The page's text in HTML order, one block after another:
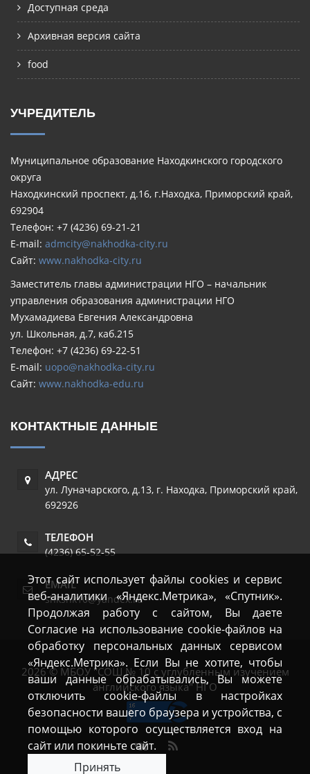
Этот сайт использует файлы cookies и сервис
веб-аналитики «Яндекс.Метрика», «Спутник».
Продолжая работу с сайтом, Вы даете
Согласие на использование cookie-файлов на
обработку персональных данных сервисом
«Яндекс.Метрика». Если Вы не хотите, чтобы
ваши данные обрабатывались, Вы можете
отключить cookie-файлы в настройках
безопасности вашего браузера и устройства, с
помощью которого осуществляется вход на
сайт или покиньте сайт.
Принять
Доступная среда
Архивная версия сайта
food
УЧРЕДИТЕЛЬ
Муниципальное образование Находкинского городского
округа
Находкинский проспект, д.16, г.Находка, Приморский край,
692904
Телефон: +7 (4236) 69-21-21
E-mail: admcity@nakhodka-city.ru
Сайт: www.nakhodka-city.ru
Заместитель главы администрации НГО – начальник
управления образования администрации НГО
Мухамадиева Евгения Александровна
ул. Школьная, д.7, каб.215
Телефон: +7 (4236) 69-22-51
E-mail: uopo@nakhodka-city.ru
Сайт: www.nakhodka-edu.ru
КОНТАКТНЫЕ ДАННЫЕ
АДРЕС
ул. Луначарского, д.13, г. Находка, Приморский край,
692926
ТЕЛЕФОН
(4236) 65-52-55
EMAIL
shkshk10@yandex.ru
2026 © МБОУ "СОШ № 10 с углубленным изучением
английского языка" НГО